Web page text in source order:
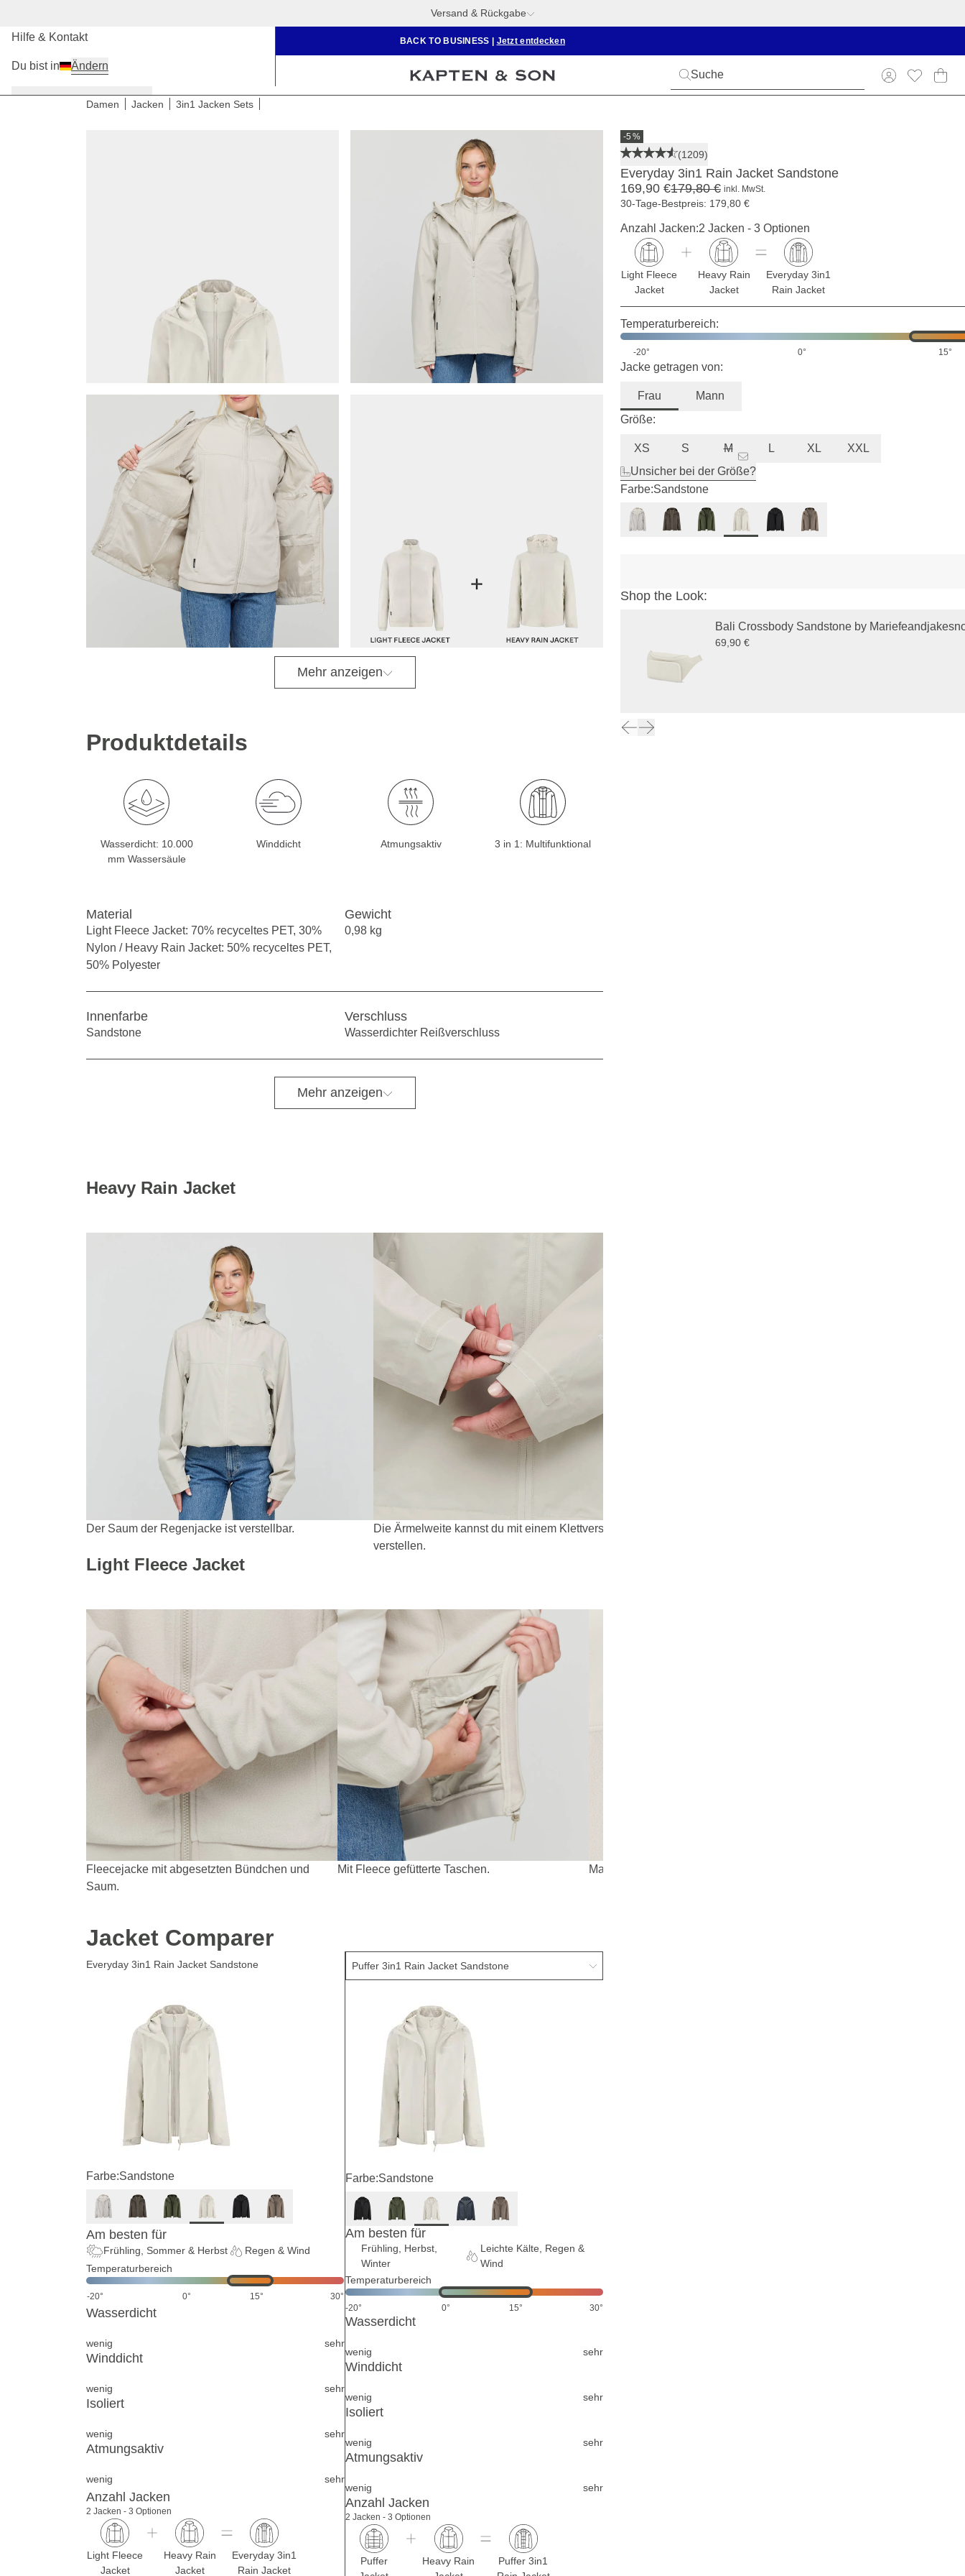
Versand & Rückgabe
BACK TO BUSINESS Jetzt entdecken
Herren
Hilfe & Kontakt
Du bist in Ändern
Damen Jacken 3in1 Jacken Sets
Mehr anzeigen
-5 %
(1209)
Everyday 3in1 Rain Jacket Sandstone
169,90 €179,80 € inkl. MwSt.
30-Tage-Bestpreis: 179,80 €
Anzahl Jacken:2 Jacken - 3 Optionen
Light Fleece
Jacket
Heavy Rain
Jacket
Everyday 3in1
Rain Jacket
Temperaturbereich:
-20° 0° 15°
Jacke getragen von:
Frau
Mann
Größe:
XS S M L XL
XXL
Unsicher bei der Größe?
Farbe:Sandstone
Shop the Look:
Bali Crossbody Sandstone by
69,90 €
Produktdetails
Wasserdicht: 10.000
mm Wassersäule
Winddicht Atmungsaktiv 3 in 1: Multifunktional
Material
Light Fleece Jacket: 70% recyceltes PET, 30%
Nylon / Heavy Rain Jacket: 50% recyceltes PET,
50% Polyester
Gewicht
0,98 kg
Innenfarbe
Sandstone
Verschluss
Wasserdichter Reißverschluss
Mehr anzeigen
Heavy Rain Jacket
Der Saum der Regenjacke ist verstellbar.
Die Ärmelweite kannst du mit einem Klettverschluss
verstellen.
Light Fleece Jacket
Fleecejacke mit abgesetzten Bündchen und
Saum.
Mit Fleece gefütterte Taschen. Materialmix aus Fleece und Softshell.
Jacket Comparer
Everyday 3in1 Rain Jacket Sandstone
Farbe:Sandstone
Am besten für
Frühling, Sommer & Herbst
Regen & Wind
Temperaturbereich
-20° 0° 15° 30°
Wasserdicht
wenig sehr
Winddicht
wenig sehr
Isoliert
wenig sehr
Atmungsaktiv
wenig sehr
Anzahl Jacken
2 Jacken - 3 Optionen
Light Fleece
Jacket
Heavy Rain
Jacket
Everyday 3in1
Rain Jacket
Farbe:Sandstone
Am besten für
Frühling, Herbst,
Winter
Leichte Kälte, Regen &
Wind
Temperaturbereich
-20° 0° 15° 30°
Wasserdicht
wenig sehr
Winddicht
wenig sehr
Isoliert
wenig sehr
Atmungsaktiv
wenig sehr
Anzahl Jacken
2 Jacken - 3 Optionen
Puffer
Heavy Rain
Puffer 3in1